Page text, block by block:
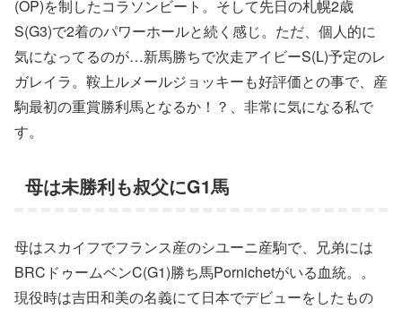
(OP)を制したコラソンビート。そして先日の札幌2歳
S(G3)で2着のパワーホールと続く感じ。ただ、個人的に
気になってるのが…新馬勝ちで次走アイビーS(L)予定のレ
ガレイラ。鞍上ルメールジョッキーも好評価との事で、産
駒最初の重賞勝利馬となるか！？、非常に気になる私で
す。
母は未勝利も叔父にG1馬
母はスカイフでフランス産のシユーニ産駒で、兄弟には
BRCドゥームベンC(G1)勝ち馬Pornichetがいる血統。。
現役時は吉田和美の名義にて日本でデビューをしたもの